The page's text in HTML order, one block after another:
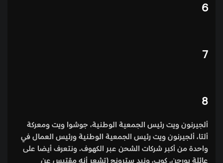
6
7
8
ألجيرنون ويت رئيس الجمعية الوطنية، جوشوا ويت ومعركة
ألتا، ألجيرنون ويت رئيس الجمعية الوطنية ورئيس العمال في
واحدة من أكبر شركات الشحن عبر الكهوف. ونتعرف أيضا على
عائلة يورجن. كوب، ونيد سترونج (تشعر أنه مقتبس عن